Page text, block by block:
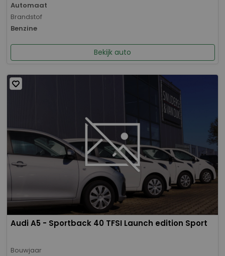
Automaat
Brandstof
Benzine
Bekijk auto
Audi A5 - Sportback 40 TFSI Launch edition Sport
Bouwjaar